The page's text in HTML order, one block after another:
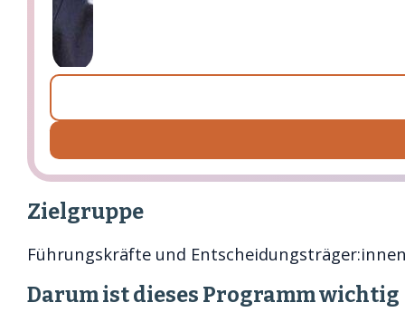
Zielgruppe
Führungskräfte und
Darum ist dieses Programm wichtig